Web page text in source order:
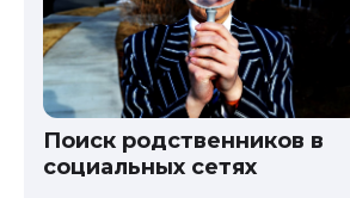
Поиск родственников в
социальных сетях